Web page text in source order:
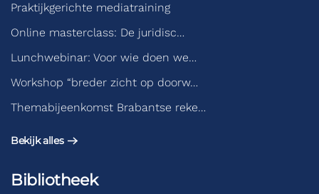
Praktijkgerichte mediatraining
Online masterclass: De juridisc…
Lunchwebinar: Voor wie doen we…
Workshop “breder zicht op doorw…
Themabijeenkomst Brabantse reke…
Bekijk alles
Bibliotheek